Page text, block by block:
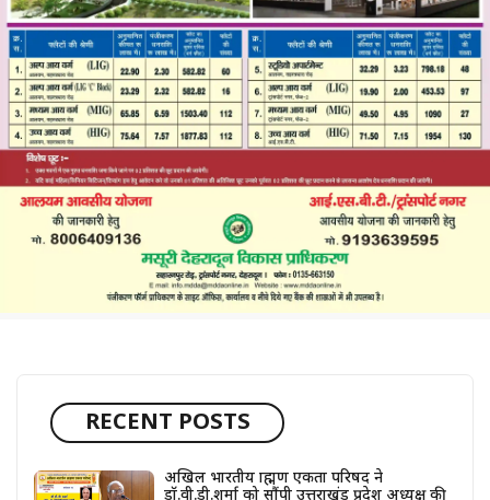
RECENT POSTS
अखिल भारतीय ब्राह्मण एकता परिषद ने